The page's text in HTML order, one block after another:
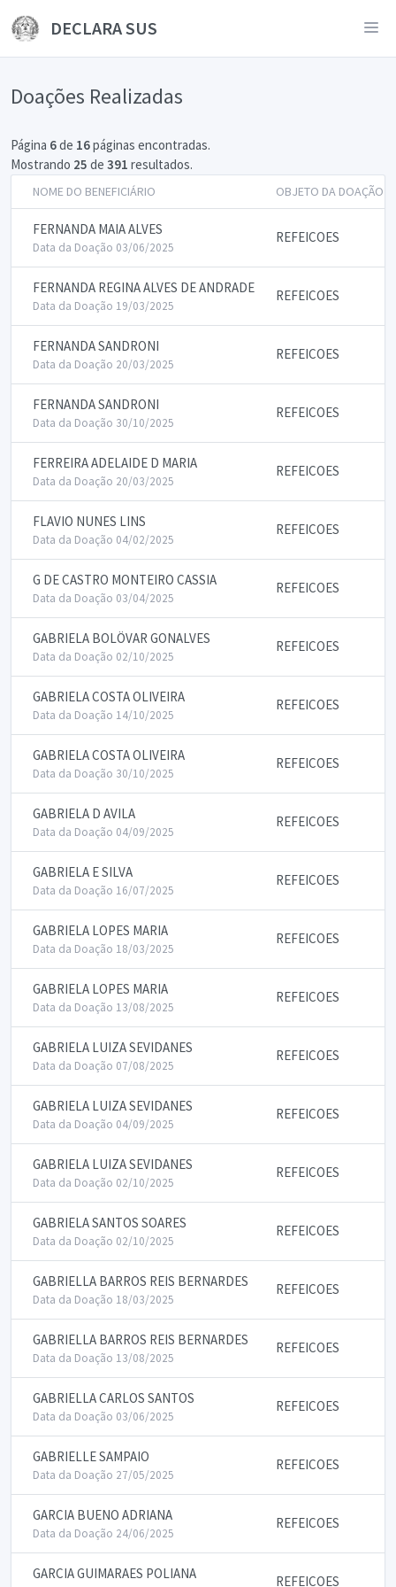
DECLARA SUS
Doações Realizadas
Página 6de 16páginas encontradas.
Mostrando 25 de 391 resultados.
NOME DO BENEFICIÁRIO OBJETO DA DOAÇÃO
FERNANDA MAIA ALVES
Data da Doação 03/06/2025
REFEICOES
FERNANDA REGINA ALVES DE ANDRADE
Data da Doação 19/03/2025
REFEICOES
FERNANDA SANDRONI
Data da Doação 20/03/2025
REFEICOES
FERNANDA SANDRONI
Data da Doação 30/10/2025
REFEICOES
FERREIRA ADELAIDE D MARIA
Data da Doação 20/03/2025
REFEICOES
FLAVIO NUNES LINS
Data da Doação 04/02/2025
REFEICOES
G DE CASTRO MONTEIRO CASSIA
Data da Doação 03/04/2025
REFEICOES
GABRIELA BOLÖVAR GONALVES
Data da Doação 02/10/2025
REFEICOES
GABRIELA COSTA OLIVEIRA
Data da Doação 14/10/2025
REFEICOES
GABRIELA COSTA OLIVEIRA
Data da Doação 30/10/2025
REFEICOES
GABRIELA D AVILA
Data da Doação 04/09/2025
REFEICOES
GABRIELA E SILVA
Data da Doação 16/07/2025
REFEICOES
GABRIELA LOPES MARIA
Data da Doação 18/03/2025
REFEICOES
GABRIELA LOPES MARIA
Data da Doação 13/08/2025
REFEICOES
GABRIELA LUIZA SEVIDANES
Data da Doação 07/08/2025
REFEICOES
GABRIELA LUIZA SEVIDANES
Data da Doação 04/09/2025
REFEICOES
GABRIELA LUIZA SEVIDANES
Data da Doação 02/10/2025
REFEICOES
GABRIELA SANTOS SOARES
Data da Doação 02/10/2025
REFEICOES
GABRIELLA BARROS REIS BERNARDES
Data da Doação 18/03/2025
REFEICOES
GABRIELLA BARROS REIS BERNARDES
Data da Doação 13/08/2025
REFEICOES
GABRIELLA CARLOS SANTOS
Data da Doação 03/06/2025
REFEICOES
GABRIELLE SAMPAIO
Data da Doação 27/05/2025
REFEICOES
GARCIA BUENO ADRIANA
Data da Doação 24/06/2025
REFEICOES
GARCIA GUIMARAES POLIANA REFEICOES